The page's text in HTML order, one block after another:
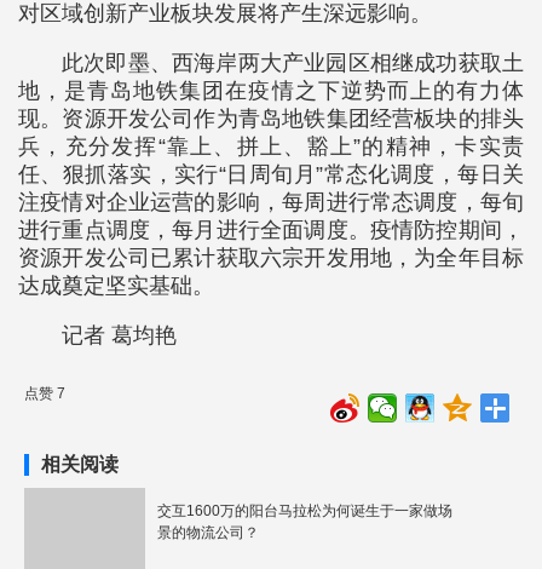
对区域创新产业板块发展将产生深远影响。
此次即墨、西海岸两大产业园区相继成功获取土
地，是青岛地铁集团在疫情之下逆势而上的有力体
现。资源开发公司作为青岛地铁集团经营板块的排头
兵，充分发挥“靠上、拼上、豁上”的精神，卡实责
任、狠抓落实，实行“日周旬月”常态化调度，每日关
注疫情对企业运营的影响，每周进行常态调度，每旬
进行重点调度，每月进行全面调度。疫情防控期间，
资源开发公司已累计获取六宗开发用地，为全年目标
达成奠定坚实基础。
记者 葛均艳
点赞 7
相关阅读
交互1600万的阳台马拉松为何诞生于一家做场
景的物流公司？